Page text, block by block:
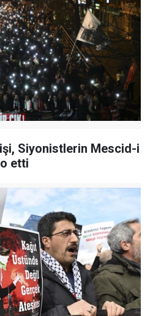
Siyonistlerin Mescid-i
etti